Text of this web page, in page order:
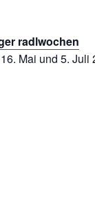
radlwochen
Mai und 5. Juli